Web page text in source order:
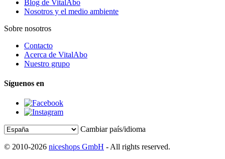
Blog de VitalAbo
Nosotros y el medio ambiente
Sobre nosotros
Contacto
Acerca de VitalAbo
Nuestro grupo
Síguenos en
Cambiar país/idioma
© 2010-2026 niceshops GmbH - All rights reserved.